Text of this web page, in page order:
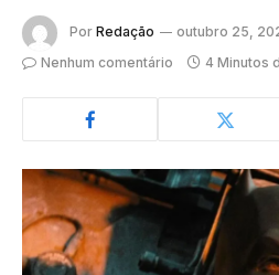
Por Redação
outubro 25,
Nenhum comentário
4 Minutos